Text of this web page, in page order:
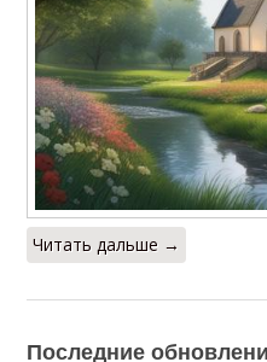
Читать дальше →
Последние